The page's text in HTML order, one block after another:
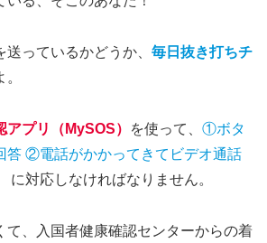
っているかどうか、 毎日抜き打ちチ
プリ（MySOS） を使って、 ①ボタ
答 ②電話がかかってきてビデオ通話
に対応しなければなりません。
て、入国者健康確認センターからの着